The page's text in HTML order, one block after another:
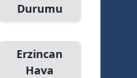
Durumu
Erzincan
Hava